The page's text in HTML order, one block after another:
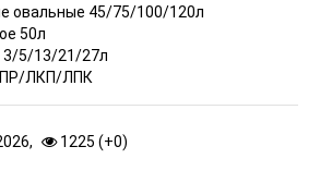
овальные 45/75/100/120л
50л
3/5/13/21/27л
ЛКП/ЛПК
1225 (+0)